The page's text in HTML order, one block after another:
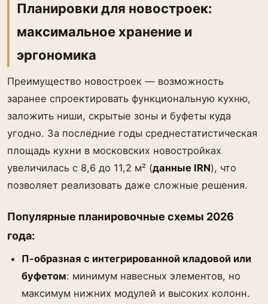
Планировки для новостроек:
максимальное хранение и
эргономика
Преимущество новостроек — возможность
заранее спроектировать функциональную кухню,
заложить ниши, скрытые зоны и буфеты куда
угодно. За последние годы среднестатистическая
площадь кухни в московских новостройках
увеличилась с 8,6 до 11,2 м² (данные IRN), что
позволяет реализовать даже сложные решения.
Популярные планировочные схемы 2026
года:
П-образная с интегрированной кладовой или
буфетом: минимум навесных элементов, но
максимум нижних модулей и высоких колонн.